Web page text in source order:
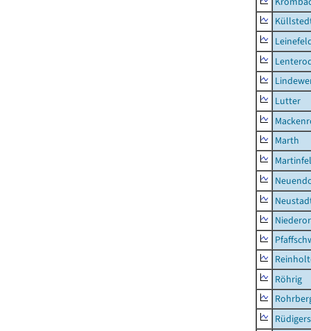
Lutter
Marth
Röhrig